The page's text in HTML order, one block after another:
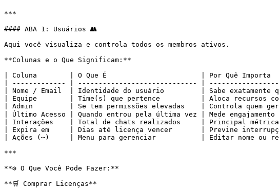
***
#### ABA 1: Usuários 👥
Aqui você visualiza e controla todos os membros ativos.
**Colunas e o Que Significam:**
| Coluna        | O Que É                       | Por Quê
| ------------- | ----------------------------- |
| Nome / Email  | Identidade do usuário         | Sabe exatamente
| Equipe        | Time(s) que pertence          | Aloca
| Admin         | Se tem permissões elevadas    | Controla quem
| Último Acesso | Quando entrou pela última vez | Mede
| Interações    | Total de chats realizados     | Principal
| Expira em     | Dias até licença vencer       | Previne
| Ações (⋯)     | Menu para gerenciar           | Editar nome
***
**⚙️ O Que Você Pode Fazer:**
**🛒 Comprar Licenças**